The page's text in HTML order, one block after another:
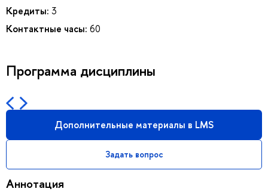
Кредиты: 3
Контактные часы: 60
Программа дисциплины
Дополнительные материалы в LMS
Задать вопрос
Аннотация